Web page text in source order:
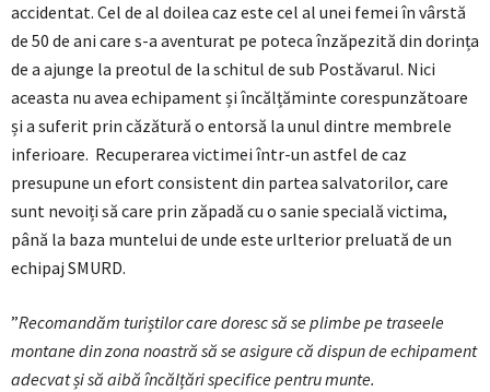
accidentat. Cel de al doilea caz este cel al unei femei în vârstă
de 50 de ani care s-a aventurat pe poteca înzăpezită din dorința
de a ajunge la preotul de la schitul de sub Postăvarul. Nici
aceasta nu avea echipament și încălțăminte corespunzătoare
și a suferit prin căzătură o entorsă la unul dintre membrele
inferioare. Recuperarea victimei într-un astfel de caz
presupune un efort consistent din partea salvatorilor, care
sunt nevoiți să care prin zăpadă cu o sanie specială victima,
până la baza muntelui de unde este urlterior preluată de un
echipaj SMURD.
”Recomandăm turiștilor care doresc să se plimbe pe traseele
montane din zona noastră să se asigure că dispun de echipament
adecvat și să aibă încălțări specifice pentru munte.